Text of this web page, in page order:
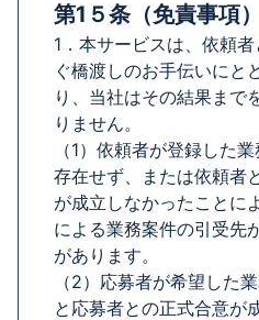
第1５条（免責事項）
1．本サービスは、依頼
ぐ橋渡しのお手伝いにと
り、当社はその結果まで
りません。
（1）依頼者が登録した
存在せず、または依頼者
が成立しなかったことに
による業務案件の引受先
があります。
（2）応募者が希望した
と応募者との正式合意が